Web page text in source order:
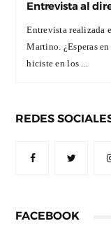
Entrevista al
Entrevista realizada
Martino. ¿Esperas
hiciste en los ...
REDES
FACEBOOK